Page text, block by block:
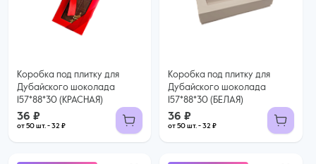
Коробка под плитку для
Дубайского шоколада
157*88*30 (КРАСНАЯ)
36 ₽
от 50 шт. - 32 ₽
32 ₽ за шт. при заказе от 50 шт.
Купить оптом
Коробка под плитку для
Дубайского шоколада
157*88*30 (БЕЛАЯ)
36 ₽
от 50 шт. - 32 ₽
32 ₽ за шт. при заказе от 50 шт.
Купить оптом